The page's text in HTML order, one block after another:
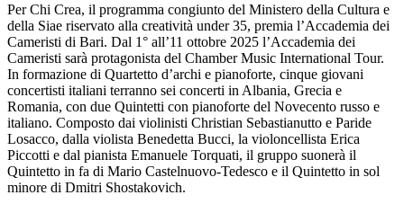
Per Chi Crea, il programma congiunto del Ministero della Cultura e
della Siae riservato alla creatività under 35, premia l’Accademia dei
Cameristi di Bari. Dal 1° all’11 ottobre 2025 l’Accademia dei
Cameristi sarà protagonista del Chamber Music International Tour.
In formazione di Quartetto d’archi e pianoforte, cinque giovani
concertisti italiani terranno sei concerti in Albania, Grecia e
Romania, con due Quintetti con pianoforte del Novecento russo e
italiano. Composto dai violinisti Christian Sebastianutto e Paride
Losacco, dalla violista Benedetta Bucci, la violoncellista Erica
Piccotti e dal pianista Emanuele Torquati, il gruppo suonerà il
Quintetto in fa di Mario Castelnuovo-Tedesco e il Quintetto in sol
minore di Dmitri Shostakovich.